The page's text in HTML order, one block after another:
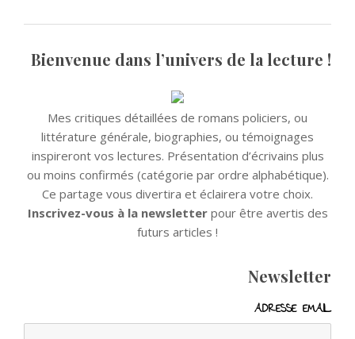
Bienvenue dans l’univers de la lecture !
Mes critiques détaillées de romans policiers, ou
littérature générale, biographies, ou témoignages
inspireront vos lectures. Présentation d’écrivains plus
ou moins confirmés (catégorie par ordre alphabétique).
Ce partage vous divertira et éclairera votre choix.
Inscrivez-vous à la newsletterpour être avertis des
futurs articles !
Newsletter
ADRESSE EMAIL